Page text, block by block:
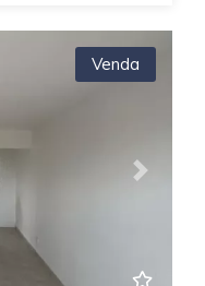
Next
Venda